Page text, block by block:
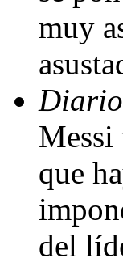
muy
Messi
que
del